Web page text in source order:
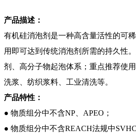
产品描述：
有机硅消泡剂是一种高含量活性的可
用即可达到传统消泡剂所需的持久性
剂、高分子物起泡体系；重点推荐使
洗浆、纺织浆料、工业清洗等。
产品特性：
● 物质组分中不含NP、APEO；
● 物质组分中不含REACH法规中